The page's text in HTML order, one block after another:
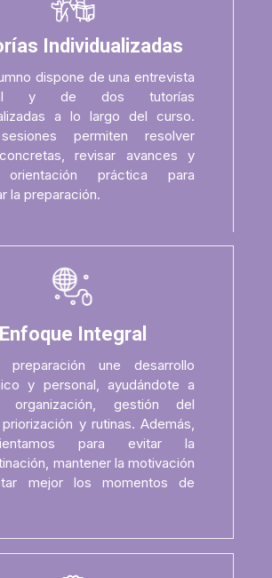
Individualizadas
dispone de una entrevista
y de dos tutorías
a lo largo del curso.
permiten resolver
revisar avances y
práctica para
la preparación.
Enfoque Integral
preparación une desarrollo
y personal, ayudándote a
organización, gestión del
y rutinas. Además,
para evitar la
mantener la motivación
mejor los momentos de